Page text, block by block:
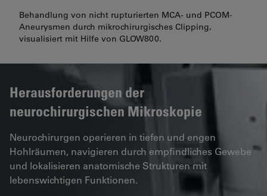
Behandlung von nicht rupturierten MCA- und PCOM-
Aneurysmen durch mikrochirurgisches Clipping,
visualisiert mit Hilfe von GLOW800.
Herausforderungen der
neurochirurgischen Mikroskopie
Neurochirurgen operieren in tiefen und engen
Hohlräumen, navigieren durch empfindliches Gewebe
und lokalisieren anatomische Strukturen mit
lebenswichtigen Funktionen.